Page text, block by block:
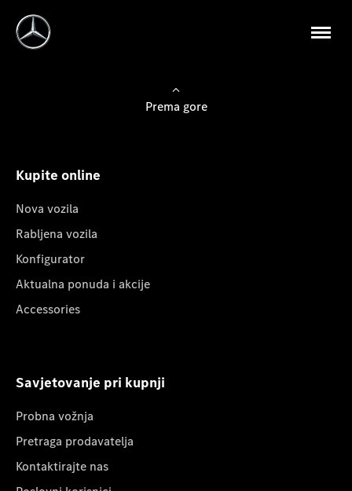
Prema gore
Kupite online
Nova vozila
Rabljena vozila
Konfigurator
Aktualna ponuda i akcije
Accessories
Savjetovanje pri kupnji
Probna vožnja
Pretraga prodavatelja
Kontaktirajte nas